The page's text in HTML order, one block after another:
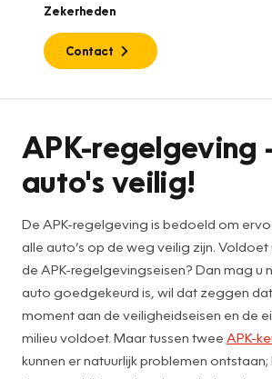
Zekerheden
Contact
APK-regelgeving
auto's veilig!
De APK-regelgeving is bedoeld om
alle auto’s op de weg veilig zijn.
de APK-regelgevingseisen? Dan mag u
auto goedgekeurd is, wil dat zeggen
moment aan de veiligheidseisen en de
milieu voldoet. Maar tussen twee APK-
kunnen er natuurlijk problemen